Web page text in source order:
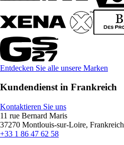
Entdecken Sie alle unsere Marken
Kundendienst in Frankreich
Kontaktieren Sie uns
11 rue Bernard Maris
37270 Montlouis-sur-Loire, Frankreich
+33 1 86 47 62 58